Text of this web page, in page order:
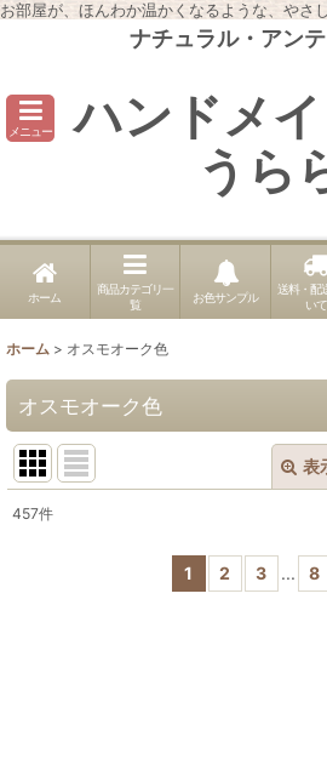
お部屋が、ほんわか温かくなるような、や
ナチュラル・アン
メニュー ハンドメ
うら
ホーム
商品カテゴリ一
覧
お色サンプル
送料・配
いて
ホーム > オスモオーク色
オスモオーク色
表
457件
1 2 3 ... 8